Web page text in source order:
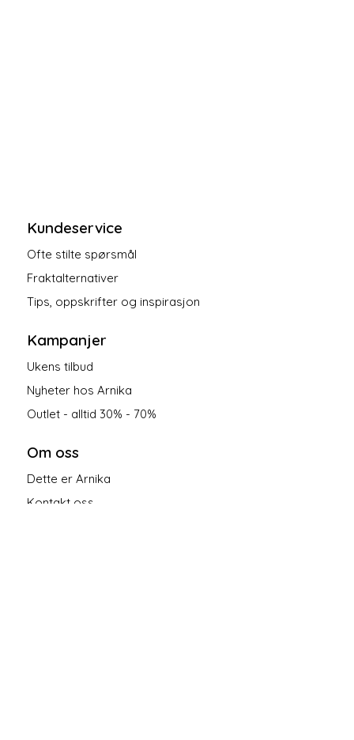
Kundeservice
Ofte stilte spørsmål
Fraktalternativer
Tips, oppskrifter og inspirasjon
Kampanjer
Ukens tilbud
Nyheter hos Arnika
Outlet - alltid 30% - 70%
Om oss
Dette er Arnika
Kontakt oss